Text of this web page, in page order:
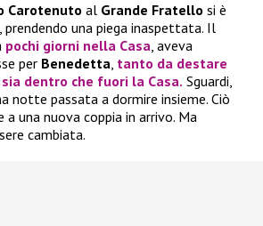
Carotenuto al Grande Fratello si è
prendendo una piega inaspettata. Il
pochi giorni nella Casa, aveva
per Benedetta, tanto da destare
dentro che fuori la Casa. Sguardi,
notte passata a dormire insieme. Ciò
una nuova coppia in arrivo. Ma
cambiata.